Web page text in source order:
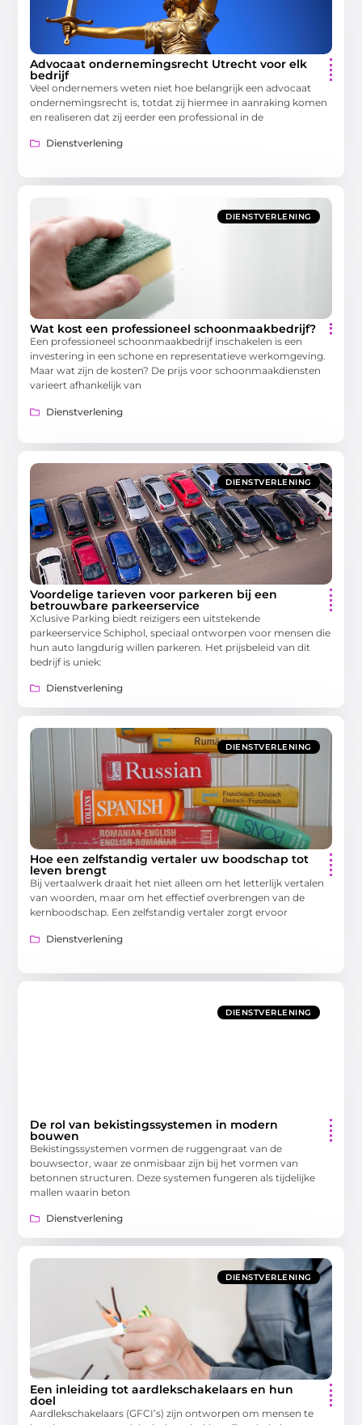
Advocaat ondernemingsrecht Utrecht voor elk
bedrijf
Veel ondernemers weten niet hoe belangrijk een advocaat
ondernemingsrecht is, totdat zij hiermee in aanraking komen
en realiseren dat zij eerder een professional in de
Dienstverlening
DIENSTVERLENING
Wat kost een professioneel schoonmaakbedrijf?
Een professioneel schoonmaakbedrijf inschakelen is een
investering in een schone en representatieve werkomgeving.
Maar wat zijn de kosten? De prijs voor schoonmaakdiensten
varieert afhankelijk van
Dienstverlening
DIENSTVERLENING
Voordelige tarieven voor parkeren bij een
betrouwbare parkeerservice
Xclusive Parking biedt reizigers een uitstekende
parkeerservice Schiphol, speciaal ontworpen voor mensen die
hun auto langdurig willen parkeren. Het prijsbeleid van dit
bedrijf is uniek:
Dienstverlening
DIENSTVERLENING
Hoe een zelfstandig vertaler uw boodschap tot
leven brengt
Bij vertaalwerk draait het niet alleen om het letterlijk vertalen
van woorden, maar om het effectief overbrengen van de
kernboodschap. Een zelfstandig vertaler zorgt ervoor
Dienstverlening
DIENSTVERLENING
De rol van bekistingssystemen in modern
bouwen
Bekistingssystemen vormen de ruggengraat van de
bouwsector, waar ze onmisbaar zijn bij het vormen van
betonnen structuren. Deze systemen fungeren als tijdelijke
mallen waarin beton
Dienstverlening
DIENSTVERLENING
Een inleiding tot aardlekschakelaars en hun
doel
Aardlekschakelaars (GFCI’s) zijn ontworpen om mensen te